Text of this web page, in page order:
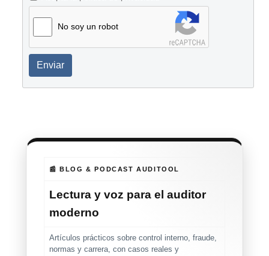
No soy un robot
Enviar
📰 BLOG & PODCAST AUDITOOL
Lectura y voz para el auditor
moderno
Artículos prácticos sobre control interno, fraude,
normas y carrera, con casos reales y